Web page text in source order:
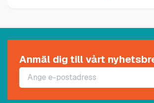
Anmäl dig till vårt